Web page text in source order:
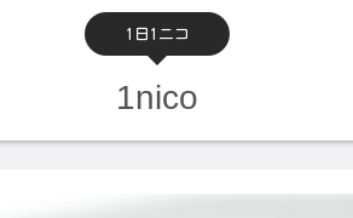
1日1ニコ
1nico